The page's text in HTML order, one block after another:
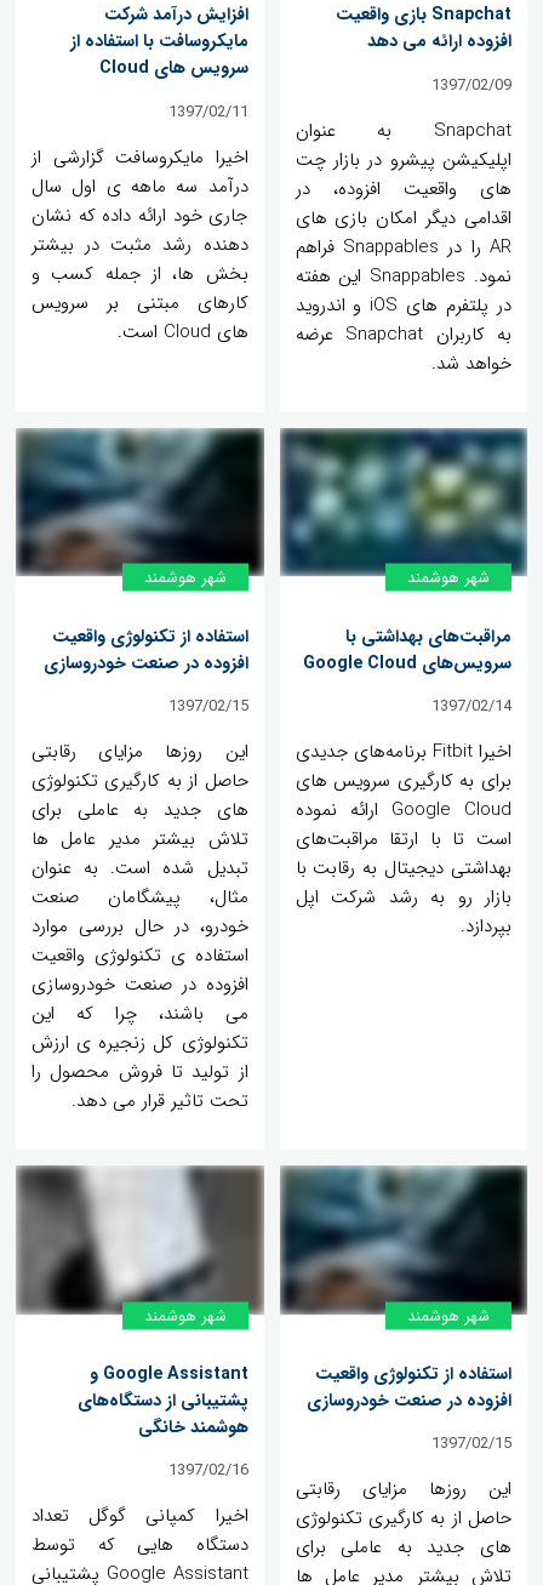
Snapchat بازی واقعیت
افزوده ارائه می دهد
1397/02/09
Snapchat به عنوان
اپلیکیشن پیشرو در بازار چت
های واقعیت افزوده، در
اقدامی دیگر امکان بازی های
AR را در Snappables فراهم
نمود. Snappables این هفته
در پلتفرم های iOS و اندروید
به کاربران Snapchat عرضه
خواهد شد.
افزایش درآمد شرکت
مایکروسافت با استفاده از
سرویس های Cloud
1397/02/11
اخیرا مایکروسافت گزارشی از
درآمد سه ماهه ی اول سال
جاری خود ارائه داده که نشان
دهنده رشد مثبت در بیشتر
بخش ها، از جمله کسب و
کارهای مبتنی بر سرویس
های Cloud است.
شهر هوشمند
مراقبت‌های بهداشتی با
سرویس‌های Google Cloud
1397/02/14
اخیرا Fitbit برنامه‌های جدیدی
برای به کارگیری سرویس های
Google Cloud ارائه نموده
است تا با ارتقا مراقبت‌های
بهداشتی دیجیتال به رقابت با
بازار رو به رشد شرکت اپل
بپردازد.
شهر هوشمند
استفاده از تکنولوژی واقعیت
افزوده در صنعت خودروسازی
1397/02/15
این روزها مزایای رقابتی
حاصل از به کارگیری تکنولوژی
های جدید به عاملی برای
تلاش بیشتر مدیر عامل ها
تبدیل شده است. به عنوان
مثال، پیشگامان صنعت
خودرو، در حال بررسی موارد
استفاده ی تکنولوژی واقعیت
افزوده در صنعت خودروسازی
می باشند، چرا که این
تکنولوژی کل زنجیره ی ارزش
از تولید تا فروش محصول را
تحت تاثیر قرار می دهد.
شهر هوشمند
استفاده از تکنولوژی واقعیت
افزوده در صنعت خودروسازی
1397/02/15
این روزها مزایای رقابتی
حاصل از به کارگیری تکنولوژی
های جدید به عاملی برای
تلاش بیشتر مدیر عامل ها
شهر هوشمند
Google Assistant و
پشتیبانی از دستگاه‌های
هوشمند خانگی
1397/02/16
اخیرا کمپانی گوگل تعداد
دستگاه هایی که توسط
Google Assistant پشتیبانی